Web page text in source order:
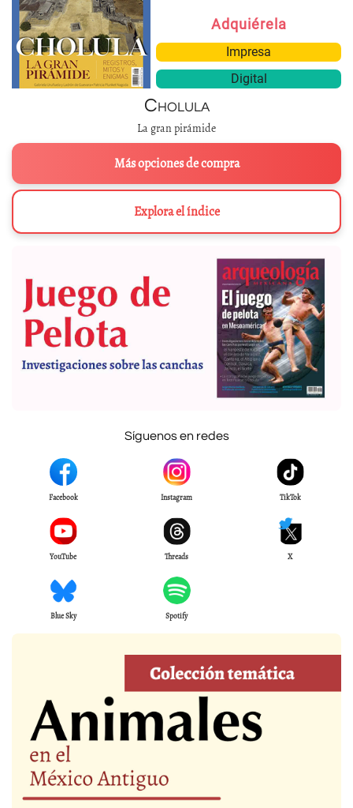
Adquiérela
Impresa
Digital
Cholula
La gran pirámide
Más opciones de compra
Explora el índice
Síguenos en redes
Facebook Instagram TikTok
YouTube Threads X
Blue Sky Spotify